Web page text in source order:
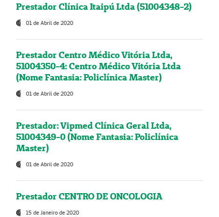
Prestador Clínica Itaipú Ltda (51004348-2)
01 de Abril de 2020
Prestador Centro Médico Vitória Ltda,
51004350-4: Centro Médico Vitória Ltda
(Nome Fantasia: Policlínica Master)
01 de Abril de 2020
Prestador: Vipmed Clínica Geral Ltda,
51004349-0 (Nome Fantasia: Policlínica
Master)
01 de Abril de 2020
Prestador CENTRO DE ONCOLOGIA
15 de Janeiro de 2020